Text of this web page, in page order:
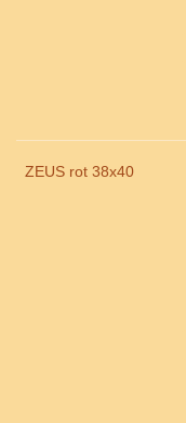
ZEUS rot 38x40